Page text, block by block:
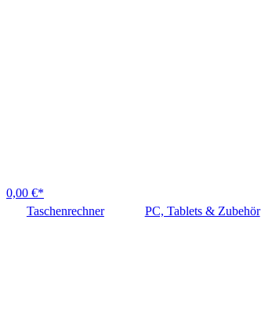
0,00 €*
Taschenrechner
PC, Tablets & Zubehör